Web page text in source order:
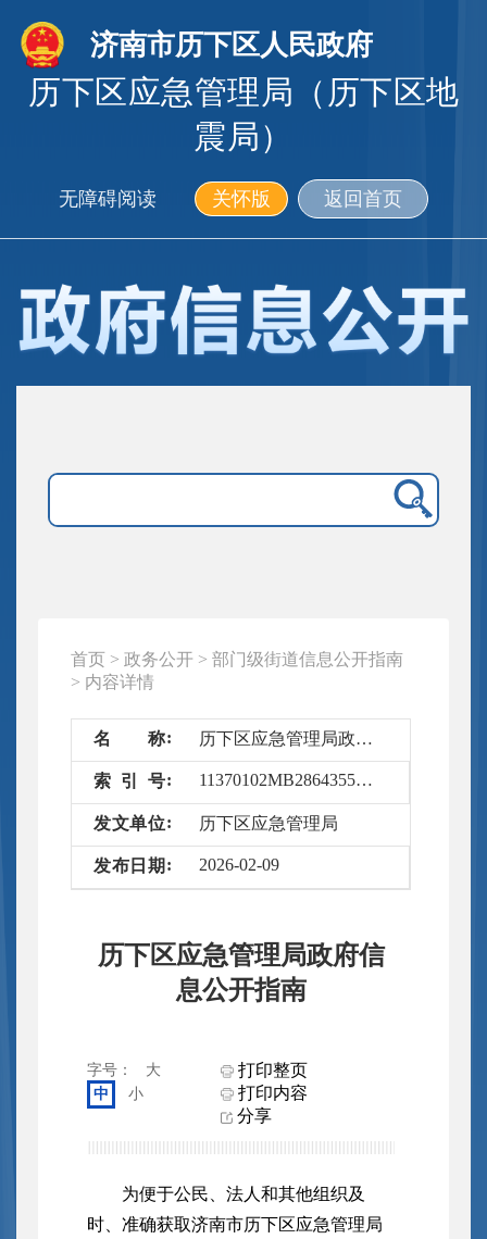
济南市历下区人民政府
历下区应急管理局（历下区地
震局）
无障碍阅读 关怀版 返回首页
首页 > 政务公开 > 部门级街道信息公开指南
> 内容详情
名 称 历下区应急管理局政府信息公开指南
索 引 号 11370102MB28643556/2026-4580710
发文单位 历下区应急管理局
发布 日 期 2026-02-09
历下区应急管理局政府信
息公开指南
字号：
大
中
小
打印整页
打印内容
分享
为便于公民、法人和其他组织及
时、准确获取济南市历下区应急管理局